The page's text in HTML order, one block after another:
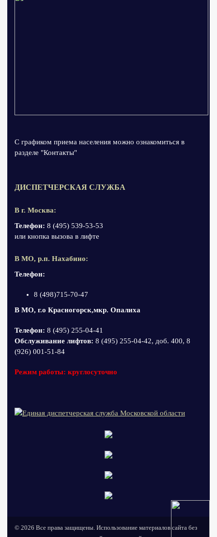
С графиком приема населения можно ознакомиться в
разделе "Контакты"
ДИСПЕТЧЕРСКАЯ СЛУЖБА
В г. Москва:
Телефон: 8 (495) 539-53-53
или кнопка вызова в лифте
В МО, р.п. Нахабино:
Телефон:
8 (498)715-70-47
В МО, г.о Красногорск,мкр. Опалиха
Телефон: 8 (495) 255-04-41
Обслуживание лифтов: 8 (495) 255-04-42, доб. 400, 8
(926) 001-51-84
Режим работы: круглосуточно
© 2026 Все права защищены. Использование материалов сайта без